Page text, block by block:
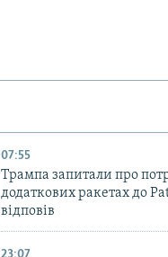
07:55
Трампа запитали про
додаткових ракетах до
відповів